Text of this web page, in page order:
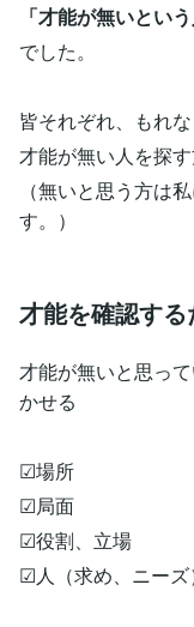
「才能が無いとい
でした。
皆それぞれ、もれ
才能が無い人を探す
（無いと思う方は
す。）
才能を確認す
才能が無いと思っ
かせる
☑場所
☑局面
☑役割、立場
☑人（求め、ニーズ